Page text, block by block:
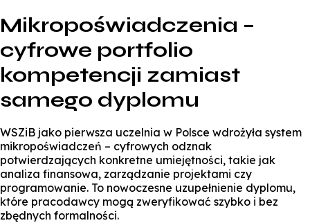
Mikropoświadczenia –
cyfrowe portfolio
kompetencji zamiast
samego dyplomu
WSZiB jako pierwsza uczelnia w Polsce wdrożyła system
mikropoświadczeń – cyfrowych odznak
potwierdzających konkretne umiejętności, takie jak
analiza finansowa, zarządzanie projektami czy
programowanie. To nowoczesne uzupełnienie dyplomu,
które pracodawcy mogą zweryfikować szybko i bez
zbędnych formalności.